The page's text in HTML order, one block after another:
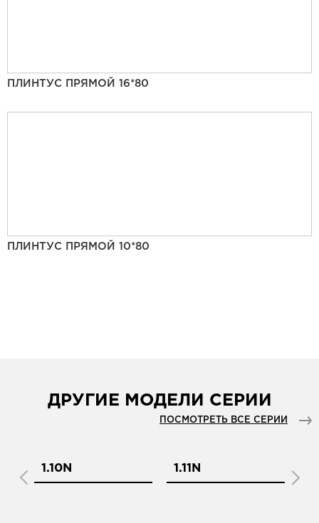
ПЛИНТУС ПРЯМОЙ 16*80
ПЛИНТУС ПРЯМОЙ 10*80
ДРУГИЕ МОДЕЛИ СЕРИИ
ПОСМОТРЕТЬ ВСЕ СЕРИИ
1.10N 1.11N